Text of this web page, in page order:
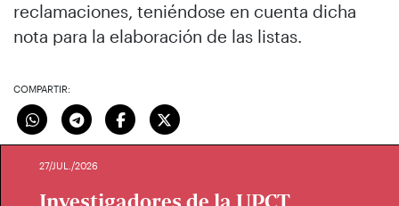
reclamaciones, teniéndose en cuenta dicha
nota para la elaboración de las listas.
COMPARTIR:
27/JUL./2026